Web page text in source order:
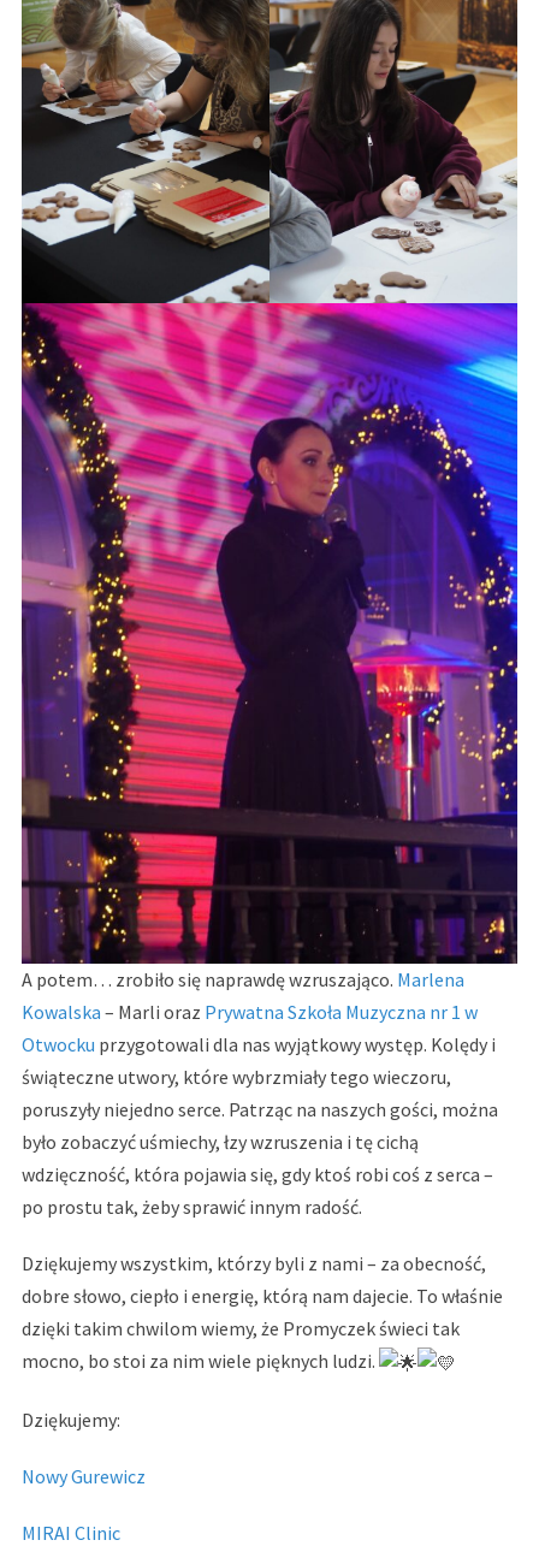
A potem… zrobiło się naprawdę wzruszająco. Marlena
Kowalska – Marli oraz Prywatna Szkoła Muzyczna nr 1 w
Otwocku przygotowali dla nas wyjątkowy występ. Kolędy i
świąteczne utwory, które wybrzmiały tego wieczoru,
poruszyły niejedno serce. Patrząc na naszych gości, można
było zobaczyć uśmiechy, łzy wzruszenia i tę cichą
wdzięczność, która pojawia się, gdy ktoś robi coś z serca –
po prostu tak, żeby sprawić innym radość.
Dziękujemy wszystkim, którzy byli z nami – za obecność,
dobre słowo, ciepło i energię, którą nam dajecie. To właśnie
dzięki takim chwilom wiemy, że Promyczek świeci tak
mocno, bo stoi za nim wiele pięknych ludzi.
Dziękujemy:
Nowy Gurewicz
MIRAI Clinic